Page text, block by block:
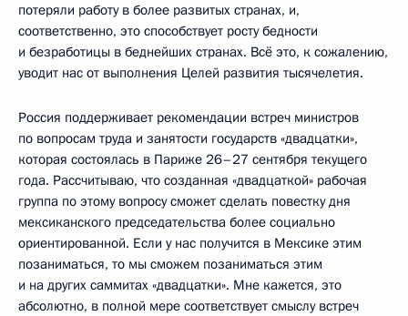
потеряли работу в более развитых странах, и,
соответственно, это способствует росту бедности
и безработицы в беднейших странах. Всё это, к сожалению,
уводит нас от выполнения Целей развития тысячелетия.
Россия поддерживает рекомендации встреч министров
по вопросам труда и занятости государств «двадцатки»,
которая состоялась в Париже 26–27 сентября текущего
года. Рассчитываю, что созданная «двадцаткой» рабочая
группа по этому вопросу сможет сделать повестку дня
мексиканского председательства более социально
ориентированной. Если у нас получится в Мексике этим
позаниматься, то мы сможем позаниматься этим
и на других саммитах «двадцатки». Мне кажется, это
абсолютно, в полной мере соответствует смыслу встреч